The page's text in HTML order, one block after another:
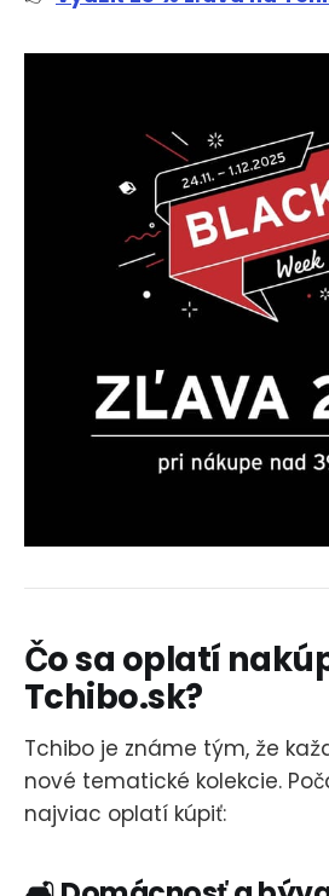
Čo sa oplatí
Tchibo.sk?
Tchibo je známe tým, že
nové tematické kolekcie.
najviac oplatí kúpiť: